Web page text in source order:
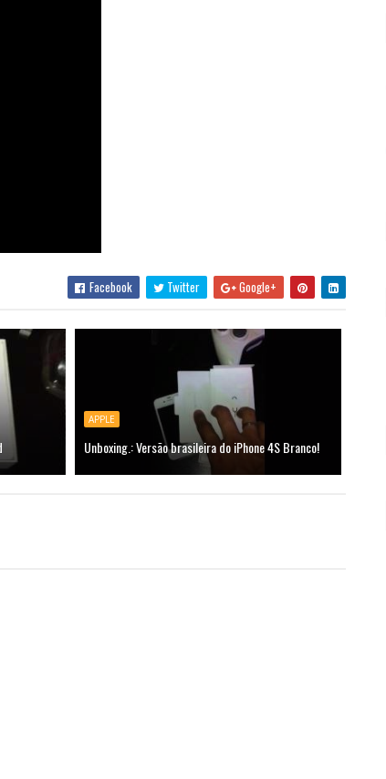
Facebook Twitter Google+
APPLE
Unboxing.: Versão brasileira do iPhone 4S Branco!